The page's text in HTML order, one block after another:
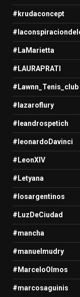
#krudaconcept
#LaMarietta
#LAURAPRATI
#Lawnn_Tenis_club
#lazaroflury
#leandrospetich
#leonardoDavinci
#LeonXIV
#Letyana
#losargentinos
#LuzDeCiudad
#mancha
#manuelmudry
#MarceloOlmos
#marcosaguinis